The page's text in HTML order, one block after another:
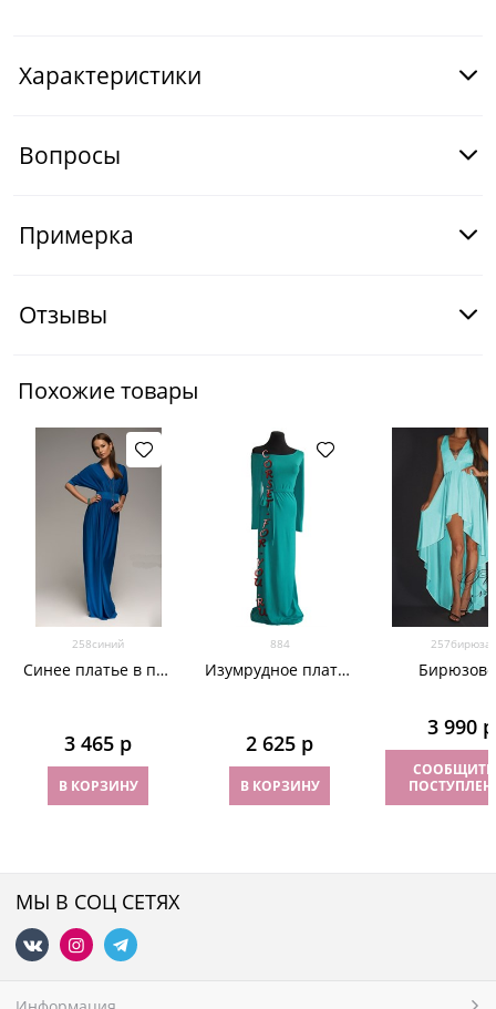
Характеристики
Вопросы
Примерка
Отзывы
Похожие товары
258синий
Синее платье в пол
3 465 р
В КОРЗИНУ
884
Изумрудное платье
2 625 р
В КОРЗИНУ
257бирюза
длинным
257
3 990 р
МЫ В СОЦ СЕТЯХ